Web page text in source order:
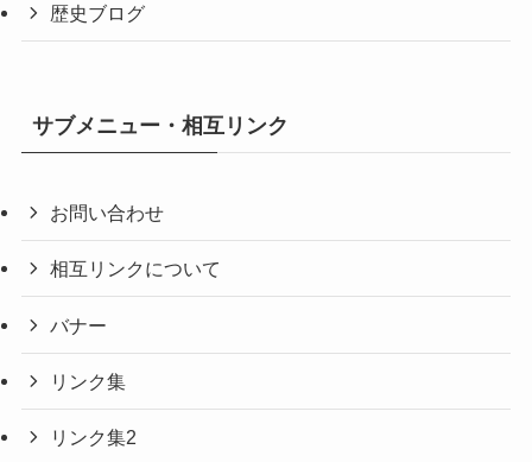
歴史ブログ
サブメニュー・相互リンク
お問い合わせ
相互リンクについて
バナー
リンク集
リンク集2